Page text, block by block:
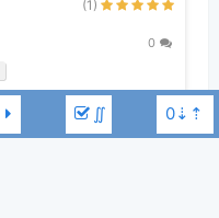
∬
(1)
0